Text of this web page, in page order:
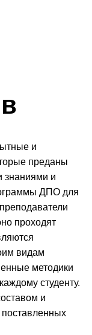
и
преданы
знаниями и
ДПО для
проходят
видам
методики
студенту.
и
поставленных